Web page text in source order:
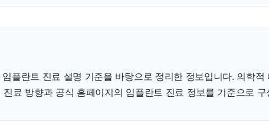
플란트 진료 설명 기준을 바탕으로 정리한 정보입니다. 의학
료 방향과 공식 홈페이지의 임플란트 진료 정보를 기준으로 구